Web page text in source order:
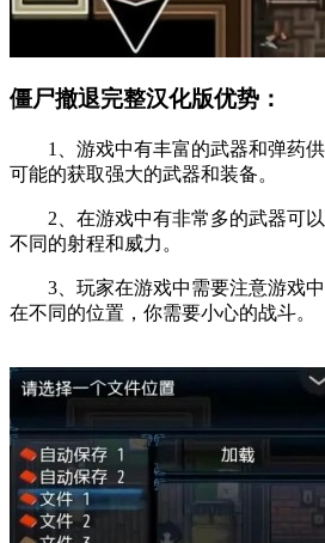
僵尸撤退完整汉化版优势：
1、游戏中有丰富的武器和弹药供
可能的获取强大的武器和装备。
2、在游戏中有非常多的武器可以
不同的射程和威力。
3、玩家在游戏中需要注意游戏中
在不同的位置，你需要小心的战斗。